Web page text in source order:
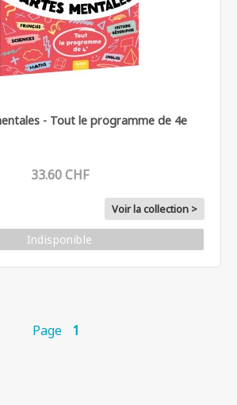
- Tout le programme de 4e
33.60 CHF
Voir la collection >
Indisponible
Page 1